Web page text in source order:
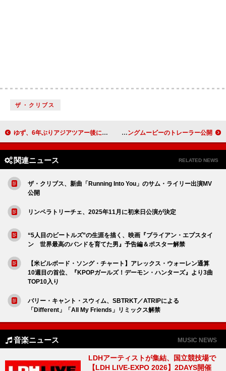
ザ・クリブス
ゆず、6年ぶりアジアツアー後に長崎でスペシャルライブ開催決定 ももクロ・玉井詩織、初の武道館ソロコン映像作品よりメイキングムービーのトレーラー公開
関連ニュース RELATED NEWS
ザ・クリブス、新曲「Running Into You」のサム・ライリー出演MV
公開
リンペラトリーチェ、2025年11月に初来日公演が決定
“5人目のビートルズ”の生涯を描く、映画『ブライアン・エプスタイ
ン 世界最高のバンドを育てた男』予告編＆ポスター解禁
【米ビルボード・ソング・チャート】アレックス・ウォーレン通算
10週目の首位、『KPOPガールズ！デーモン・ハンターズ』より3曲
TOP10入り
バリー・キャント・スウィム、SBTRKT／ATRIPによる
「Different」「All My Friends」リミックス解禁
音楽ニュース MUSIC NEWS
LDHアーティストが集結、国立競技場で
【LDH LIVE-EXPO 2026】2DAYS開催